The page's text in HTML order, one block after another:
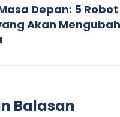
Depan: 5 Robot
Akan
Balasan